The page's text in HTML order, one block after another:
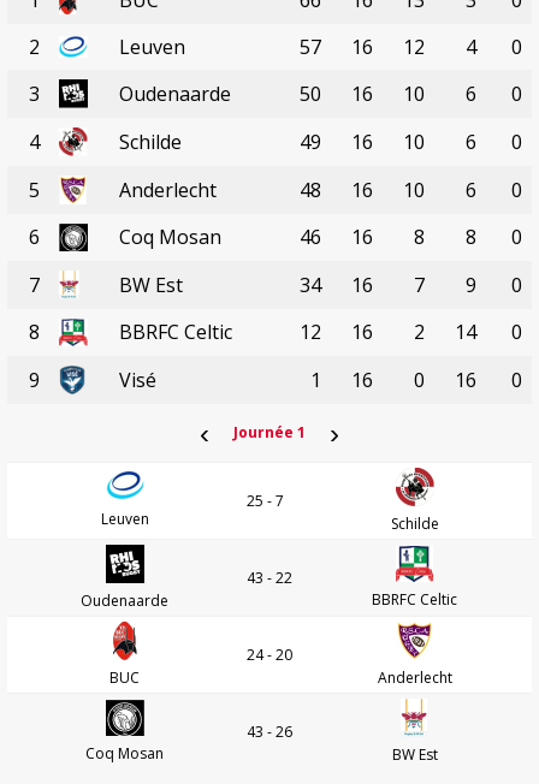
2
Leuven 57 16 12 4
0
3
Oudenaarde 50 16 10 6
0
4
Schilde 49 16 10 6
0
5
Anderlecht 48 16 10 6
0
6
Coq Mosan 46 16 8 8
0
7
BW Est 34 16 7 9
0
8
BBRFC Celtic 12 16 2 14
0
9
Visé 1 16 0 16 0
‹ Journée 1 ›
Leuven
25 - 7
Schilde
Oudenaarde
43 - 22
BBRFC Celtic
BUC
24 - 20
Anderlecht
Coq Mosan
43 - 26
BW Est